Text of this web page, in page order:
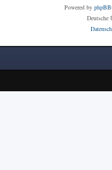
Powered by phpBB
Deutsche